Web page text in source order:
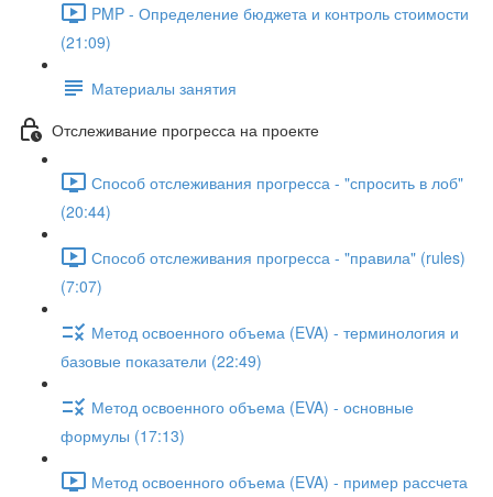
PMP - Определение бюджета и контроль стоимости
(21:09)
Материалы занятия
Отслеживание прогресса на проекте
Способ отслеживания прогресса - "спросить в лоб"
(20:44)
Способ отслеживания прогресса - "правила" (rules)
(7:07)
Метод освоенного объема (EVA) - терминология и
базовые показатели (22:49)
Метод освоенного объема (EVA) - основные
формулы (17:13)
Метод освоенного объема (EVA) - пример рассчета